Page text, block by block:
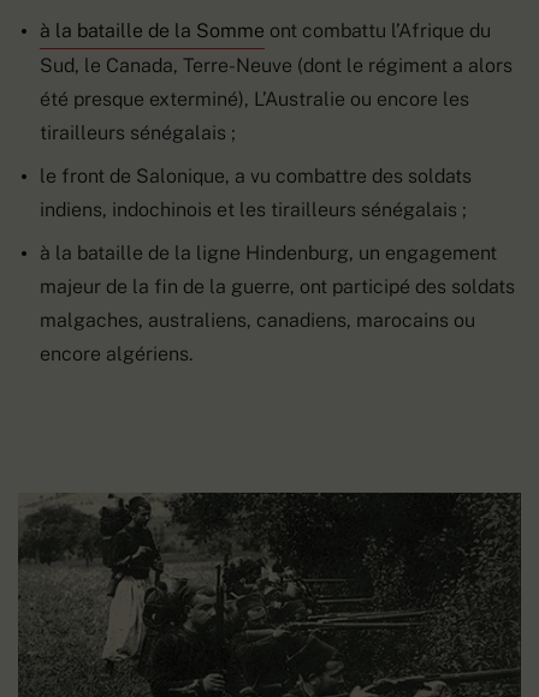
à la bataille de la Somme ont combattu l’Afrique du
Sud, le Canada, Terre-Neuve (dont le régiment a alors
été presque exterminé), L’Australie ou encore les
tirailleurs sénégalais ;
le front de Salonique, a vu combattre des soldats
indiens, indochinois et les tirailleurs sénégalais ;
à la bataille de la ligne Hindenburg, un engagement
majeur de la fin de la guerre, ont participé des soldats
malgaches, australiens, canadiens, marocains ou
encore algériens.